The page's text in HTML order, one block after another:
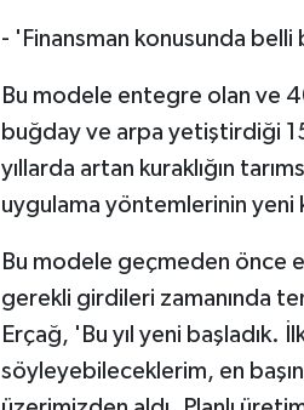
- 'Finansman konusunda belli
Bu modele entegre olan ve
buğday ve arpa yetiştirdiği
yıllarda artan kuraklığın
uygulama yöntemlerinin yeni
Bu modele geçmeden önce
gerekli girdileri zamanında
Erçağ, 'Bu yıl yeni başladık.
söyleyebileceklerim, en